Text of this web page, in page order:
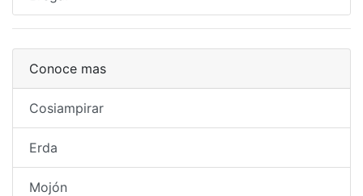
Conoce mas
Cosiampirar
Erda
Mojón